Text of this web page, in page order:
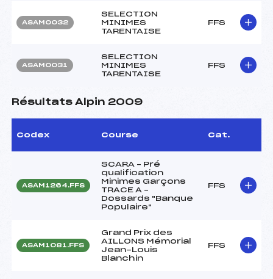
ASAM0032
SELECTION
MINIMES
TARENTAISE
FFS
ASAM0031
SELECTION
MINIMES
TARENTAISE
FFS
Résultats Alpin 2009
Codex Course Cat.
ASAM1264.FFS
SCARA – Pré
qualification
Minimes Garçons
TRACE A –
Dossards "Banque
Populaire"
FFS
ASAM1081.FFS
Grand Prix des
AILLONS Mémorial
Jean-Louis
Blanchin
FFS